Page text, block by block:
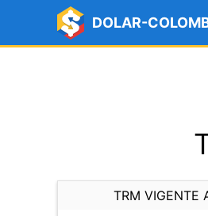
DOLAR-
TRM VIGENTE